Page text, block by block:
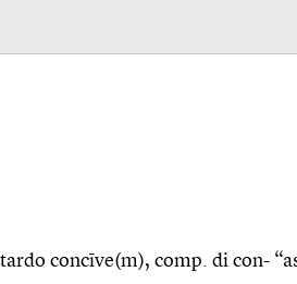
concīve(m), comp. di con-